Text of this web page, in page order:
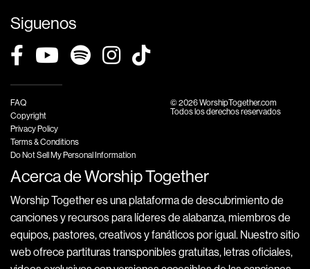
Siguenos
FAQ
Copyright
Privacy Policy
Terms & Conditions
Do Not Sell My Personal Information
© 2026 WorshipTogether.com
Todos los derechos reservados
Acerca de Worship Together
Worship Together es una plataforma de descubrimiento de
canciones y recursos para líderes de alabanza, miembros de
equipos, pastores, creativos y fanáticos por igual. Nuestro sitio
web ofrece partituras transponibles gratuitas, letras oficiales,